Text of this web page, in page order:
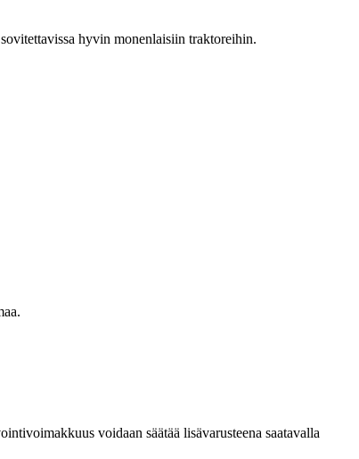
hyvin monenlaisiin traktoreihin.
voidaan säätää lisävarusteena saatavalla